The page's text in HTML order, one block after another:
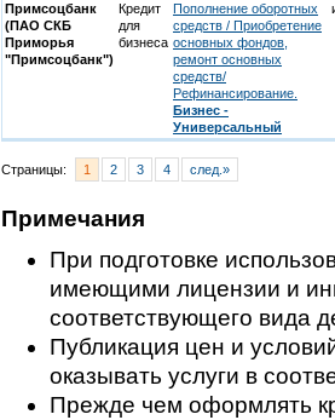
Примсоцбанк
(ПАО СКБ
Приморья
"Примсоцбанк")
Кредит
для
бизнеса
Пополнение оборотных
средств / Приобретение
основных фондов,
ремонт основных
средств/
Рефинансирование.
Бизнес -
Универсальный
Страницы: 1 2 3 4 след.»
Примечания
При подготовке
имеющими лицензии и
соответствующего вида
Публикация цен и
оказывать услуги в
Прежде чем оформлять